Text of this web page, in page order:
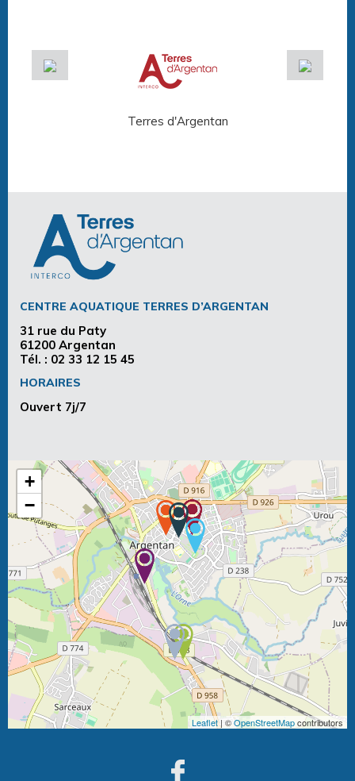
Terres d'Argentan
CENTRE AQUATIQUE TERRES D’ARGENTAN
31 rue du Paty
61200 Argentan
Tél. : 02 33 12 15 45
HORAIRES
Ouvert 7j/7
+
−
Leaflet| ©OpenStreetMapcontributors